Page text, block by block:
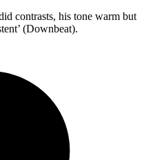
contrasts, his tone warm but
(Downbeat).